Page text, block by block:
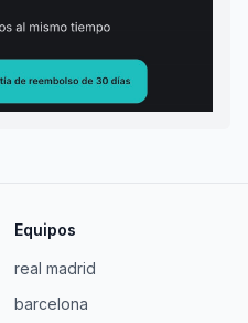
Equipos
real madrid
barcelona